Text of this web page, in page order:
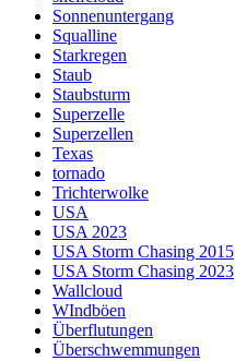
Sonnenuntergang
Squalline
Starkregen
Staub
Staubsturm
Superzelle
Superzellen
Texas
tornado
Trichterwolke
USA
USA 2023
USA Storm Chasing 2015
USA Storm Chasing 2023
Wallcloud
WIndböen
Überflutungen
Überschwemmungen